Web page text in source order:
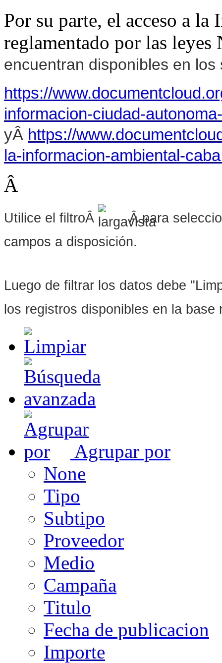
Por su parte, el acceso a
reglamentado por las
encuentran disponibles en los
https://
informacion-ciudad-
yÂ https://
la-informacion-ambiental-
Â
Utilice el filtroÂ
Â para
campos a disposición.
Luego de filtrar los datos debe
los registros disponibles en la base
Agrupar por
None
Tipo
Subtipo
Proveedor
Medio
Campaña
Titulo
Fecha de publicacion
Importe